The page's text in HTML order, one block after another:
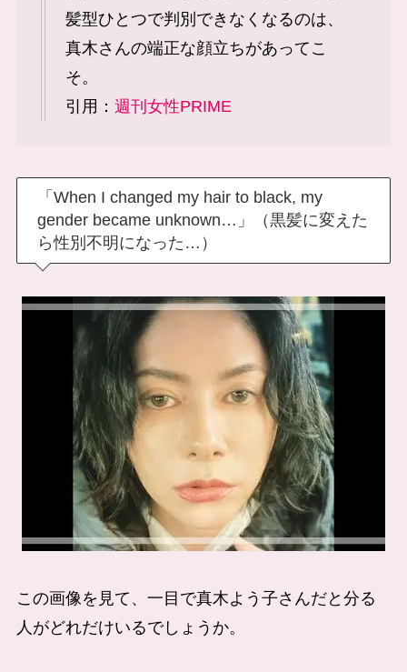
髪型ひとつで判別できなくなるのは、
真木さんの端正な顔立ちがあってこ
そ。
引用： 週刊女性PRIME
「When I changed my hair to black, my
gender became unknown…」（黒髪に変えた
ら性別不明になった…）
この画像を見て、一目で真木よう子さんだと分る
人がどれだけいるでしょうか。